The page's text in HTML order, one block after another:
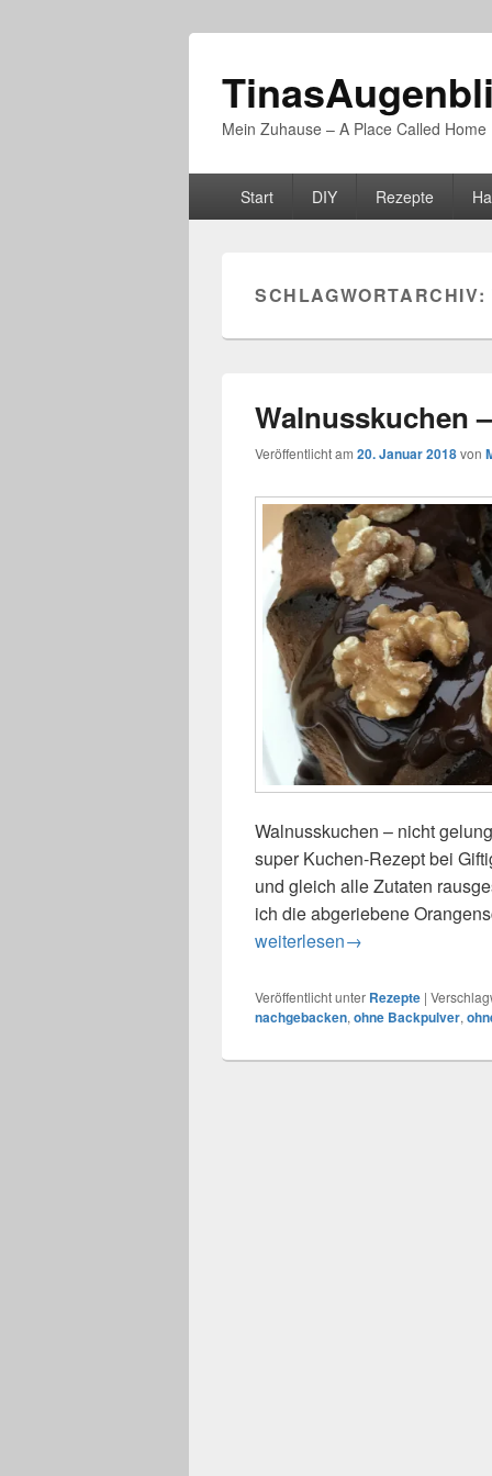
Mein Zuhause – A Place Called Home
PrimäresStart DIY Rezepte
SCHLAGWORTARCHIV:
Walnusskuchen
Veröffentlicht am 20. Januar 2018von
Walnusskuchen – nicht
super Kuchen-Rezept bei
und gleich alle Zutaten
ich die abgeriebene
Walnusskuchen – nicht
weiterlesen→
Veröffentlicht unter Rezepte |
nachgebacken, ohne Backpulver,